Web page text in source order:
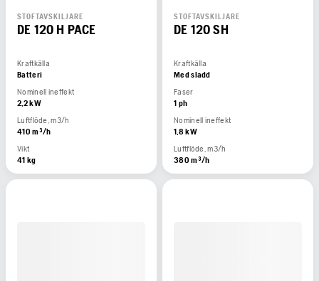
STOFTAVSKILJARE
DE 120 H PACE
Kraftkälla
Batteri
Nominell ineffekt
2,2 kW
Luftflöde, m3/h
410 m³/h
Vikt
41 kg
STOFTAVSKILJARE
DE 120 SH
Kraftkälla
Med sladd
Faser
1 ph
Nominell ineffekt
1,8 kW
Luftflöde, m3/h
380 m³/h